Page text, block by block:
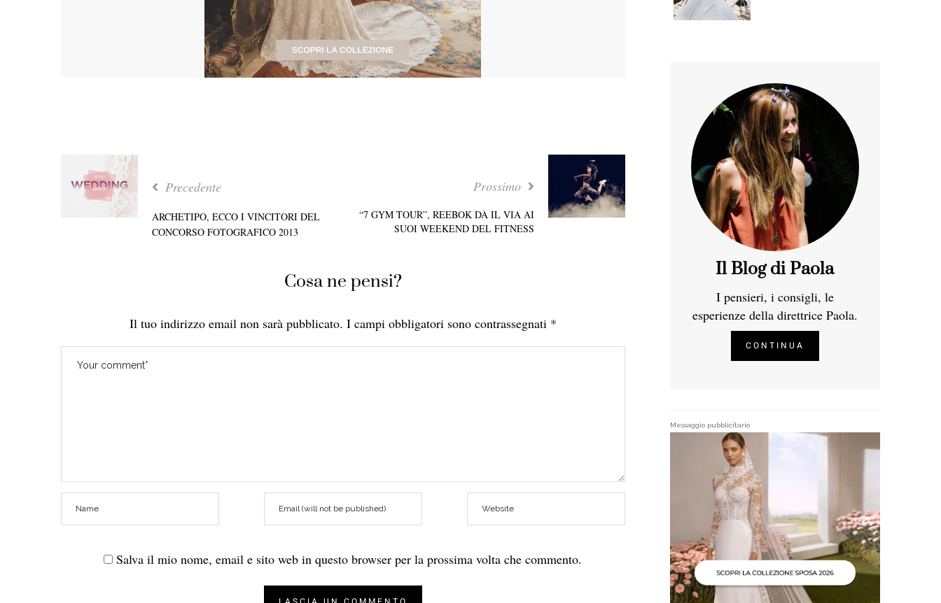
Precedente
ARCHETIPO, ECCO I VINCITORI DEL
CONCORSO FOTOGRAFICO 2013
Prossimo
“7 GYM TOUR”, REEBOK DÀ IL VIA AI
SUOI WEEKEND DEL FITNESS
Cosa ne pensi?
Il tuo indirizzo email non sarà pubblicato. I campi obbligatori sono contrassegnati *
Salva il mio nome, email e sito web in questo browser per la prossima volta che commento.
Il Blog di Paola
I pensieri, i consigli, le
esperienze della direttrice Paola.
CONTINUA
Messaggio pubblicitario